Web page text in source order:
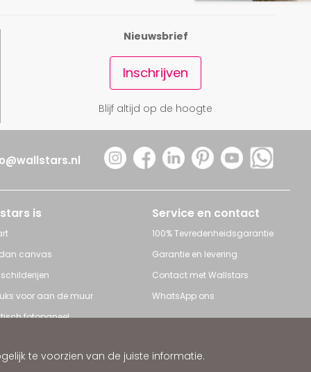
te voorzien van de juiste informatie.
Nieuwsbrief
Inschrijven
Blijf altijd op de hoogte
is
canvas
voor aan de muur
fotopaneel
Service en contact
100% Tevredenheidsgarantie
Garantie en levering
Contact met Wallstars
WhatsApp ons